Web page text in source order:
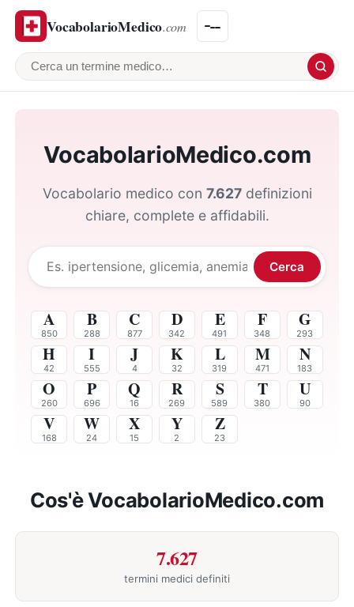
VocabolarioMedico.com
Cerca un termine medico
VocabolarioMedico.com
Vocabolario medico con 7.627definizioni
chiare, complete e affidabili.
Cerca un termine
Cerca
A
850
B
288
C
877
D
342
E
491
F
348
G
293
H
42
I
555
J
4
K
32
L
319
M
471
N
183
O
260
P
696
Q
16
R
269
S
589
T
380
U
90
V
168
W
24
X
15
Y
2
Z
23
Cos'è VocabolarioMedico.com
7.627
termini medici definiti